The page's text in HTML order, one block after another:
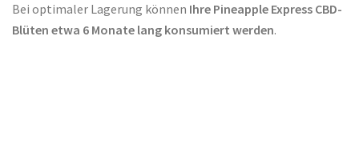
Bei optimaler Lagerung können Ihre Pineapple Express CBD-
Blüten etwa 6 Monate lang konsumiert werden.